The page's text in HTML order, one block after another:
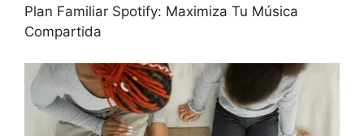
Plan Familiar Spotify: Maximiza Tu Música
Compartida